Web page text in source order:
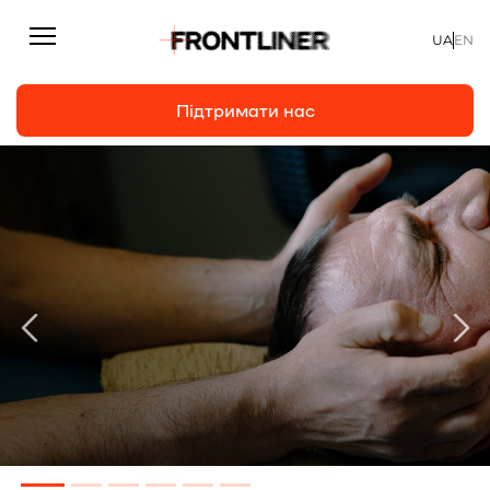
Статті
Особисто
Про нас
Підтримати
Підтримати нас
UAEN
Підтримати нас